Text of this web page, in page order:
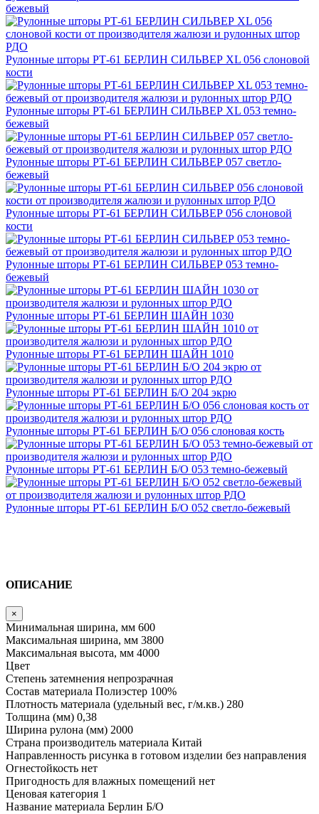
бежевый
Рулонные шторы РТ-61 БЕРЛИН СИЛЬВЕР XL 056 слоновой
кости
Рулонные шторы РТ-61 БЕРЛИН СИЛЬВЕР XL 053 темно-
бежевый
Рулонные шторы РТ-61 БЕРЛИН СИЛЬВЕР 057 светло-
бежевый
Рулонные шторы РТ-61 БЕРЛИН СИЛЬВЕР 056 слоновой
кости
Рулонные шторы РТ-61 БЕРЛИН СИЛЬВЕР 053 темно-
бежевый
Рулонные шторы РТ-61 БЕРЛИН ШАЙН 1030
Рулонные шторы РТ-61 БЕРЛИН ШАЙН 1010
Рулонные шторы РТ-61 БЕРЛИН Б/О 204 экрю
Рулонные шторы РТ-61 БЕРЛИН Б/О 056 слоновая кость
Рулонные шторы РТ-61 БЕРЛИН Б/О 053 темно-бежевый
Рулонные шторы РТ-61 БЕРЛИН Б/О 052 светло-бежевый
ОПИСАНИЕ
×
Минимальная ширина, мм 600
Максимальная ширина, мм 3800
Максимальная высота, мм 4000
Цвет
Степень затемнения непрозрачная
Состав материала Полиэстер 100%
Плотность материала (удельный вес, г/м.кв.) 280
Толщина (мм) 0,38
Ширина рулона (мм) 2000
Страна производитель материала Китай
Направленность рисунка в готовом изделии без направления
Огнестойкость нет
Пригодность для влажных помещений нет
Ценовая категория 1
Название материала Берлин Б/О